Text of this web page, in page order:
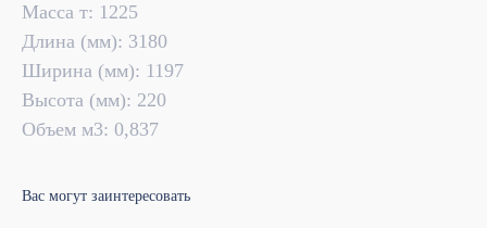
Масса т: 1225
Длина (мм): 3180
Ширина (мм): 1197
Высота (мм): 220
Объем м3: 0,837
Вас могут заинтересовать